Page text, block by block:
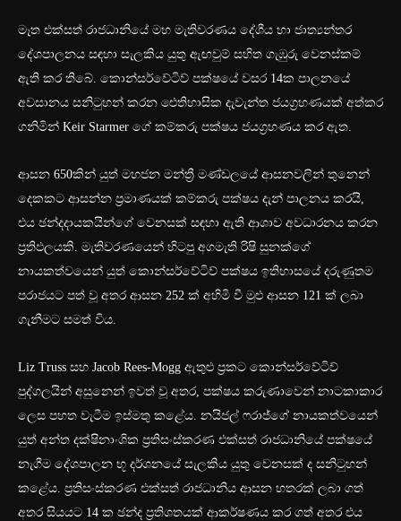
මෑත එක්සත් රාජධානියේ මහ මැතිවරණය දේශීය හා ජාත්‍යන්තර
දේශපාලනය සඳහා සැලකිය යුතු ඇඟවුම් සහිත ගැඹුරු වෙනස්කම්
ඇති කර තිබේ. කොන්සර්වේටිව් පක්ෂයේ වසර 14ක පාලනයේ
අවසානය සනිටුහන් කරන ඓතිහාසික දැවැන්ත ජයග්‍රහණයක් අත්කර
ගනිමින් Keir Starmer ගේ කම්කරු පක්ෂය ජයග්‍රහණය කර ඇත.
ආසන 650කින් යුත් මහජන මන්ත්‍රී මණ්ඩලයේ ආසනවලින් තුනෙන්
දෙකකට ආසන්න ප්‍රමාණයක් කම්කරු පක්ෂය දැන් පාලනය කරයි,
එය ඡන්දදායකයින්ගේ වෙනසක් සඳහා ඇති ආශාව අවධාරනය කරන
ප්‍රතිඵලයකි. මැතිවරණයෙන් හිටපු අගමැති රිෂි සුනක්ගේ
නායකත්වයෙන් යුත් කොන්සර්වේටිව් පක්ෂය ඉතිහාසයේ දරුණුතම
පරාජයට පත් වූ අතර ආසන 252 ක් අහිමි වී මුළු ආසන 121 ක් ලබා
ගැනීමට සමත් විය.
Liz Truss සහ Jacob Rees-Mogg ඇතුළු ප්‍රකට කොන්සර්වේටිව්
පුද්ගලයින් අසුනෙන් ඉවත් වූ අතර, පක්ෂය කරුණාවෙන් නාටකාකාර
ලෙස පහත වැටීම ඉස්මතු කළේය. නයිජල් ෆරාජ්ගේ නායකත්වයෙන්
යුත් අන්ත දක්ෂිනාංශික ප්‍රතිසංස්කරණ එක්සත් රාජධානියේ පක්ෂයේ
නැගීම දේශපාලන භූ දර්ශනයේ සැලකිය යුතු වෙනසක් ද සනිටුහන්
කළේය. ප්‍රතිසංස්කරණ එක්සත් රාජධානිය ආසන හතරක් ලබා ගත්
අතර සියයට 14 ක ඡන්ද ප්‍රතිශතයක් ආකර්ෂණය කර ගත් අතර එය